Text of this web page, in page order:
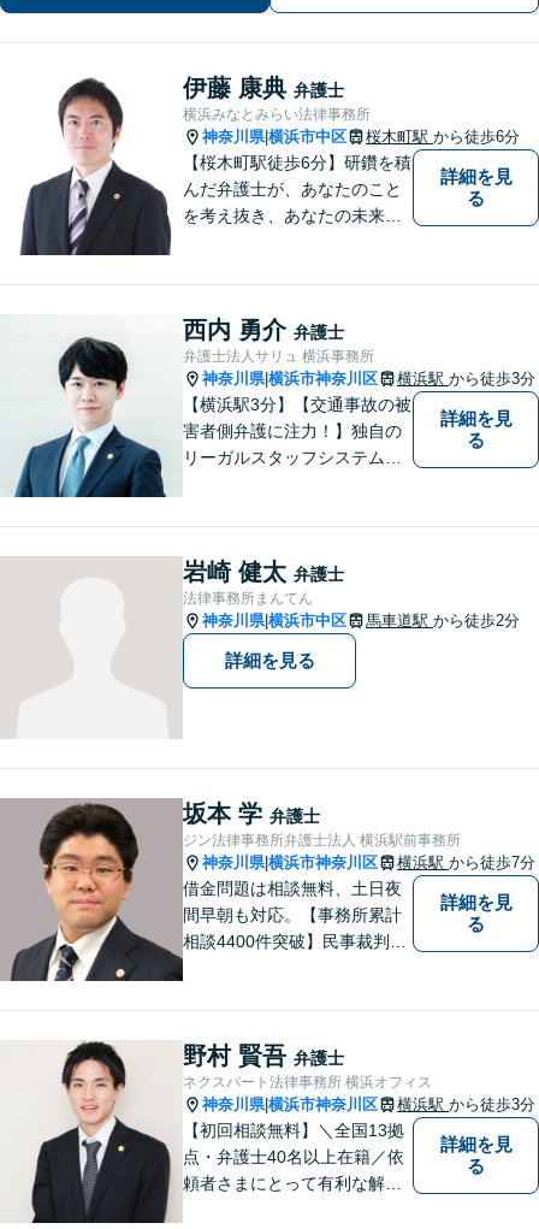
B面談対応】【関内駅3分】
伊藤 康典 弁護士
横浜みなとみらい法律事務所
神奈川県|横浜市中区 桜木町駅 から徒歩6分
【桜木町駅徒歩6分】研鑽を積
んだ弁護士が、あなたのこと
を考え抜き、あなたの未来を
詳細を見
る
西内 勇介 弁護士
弁護士法人サリュ 横浜事務所
神奈川県|横浜市神奈川区 横浜駅 から徒歩3分
【横浜駅3分】【交通事故の被
害者側弁護に注力！】独自の
リーガルスタッフシステム
だかないよう努力します。皆
様の問題の背景まで汲み取
り、適切に対処します。【初
回無料相談】
詳細を見
る
岩崎 健太 弁護士
法律事務所まんてん
神奈川県|横浜市中区 馬車道駅 から徒歩2分
詳細を見る
坂本 学 弁護士
ジン法律事務所弁護士法人 横浜駅前事務所
神奈川県|横浜市神奈川区 横浜駅 から徒歩7分
借金問題は相談無料、土日夜
間早朝も対応。【事務所累計
相談4400件突破】民事裁判／
詳細を見
る
野村 賢吾 弁護士
ネクスパート法律事務所 横浜オフィス
神奈川県|横浜市神奈川区 横浜駅 から徒歩3分
【初回相談無料】＼全国13拠
点・弁護士40名以上在籍／依
頼者さまにとって有利な解決
詳細を見
る